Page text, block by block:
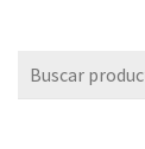
Buscar